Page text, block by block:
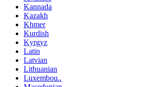
Kannada
Kazakh
Khmer
Kurdish
Kyrgyz
Latin
Latvian
Lithuanian
Luxembou..